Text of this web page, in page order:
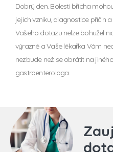
Dobrý den. Bolesti břicha
jejich vzniku, diagnostice příčin
Vašeho dotazu nelze bohužel
výrazné a Vaše lékařka Vám
nezbude než se obrátit na
gastroenterologa.